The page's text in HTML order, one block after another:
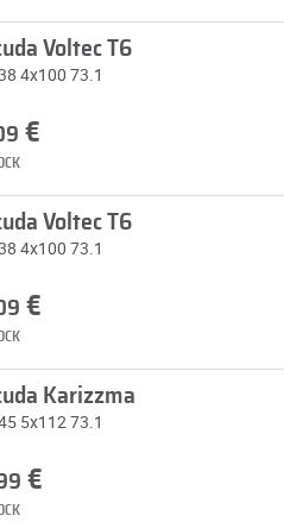
Voltec T6
4x100 73.1
€
Voltec T6
4x100 73.1
€
Karizzma
5x112 73.1
€